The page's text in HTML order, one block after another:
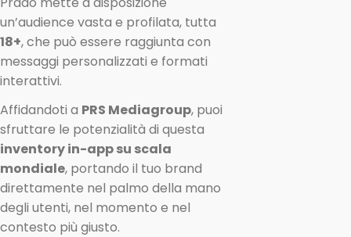
un’audience vasta e profilata, tutta
18+, che può essere raggiunta con
messaggi personalizzati e formati
interattivi.
Affidandoti a PRS Mediagroup, puoi
sfruttare le potenzialità di questa
inventory in-app su scala
mondiale, portando il tuo brand
direttamente nel palmo della mano
degli utenti, nel momento e nel
contesto più giusto.